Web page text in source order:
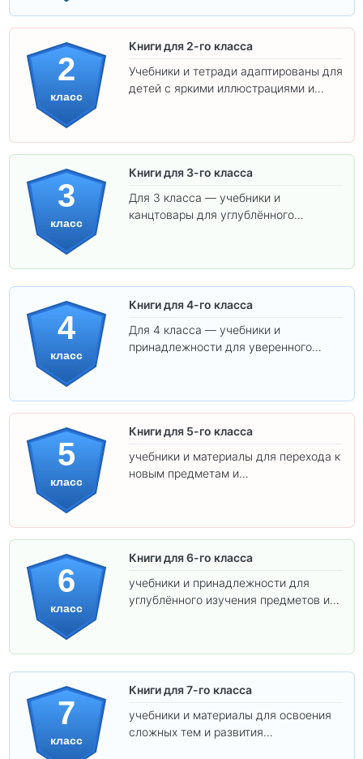
2
класс
Книги для 2-го класса
Учебники и тетради адаптированы для
детей с яркими иллюстрациями и
3
класс
Книги для 3-го класса
Для 3 класса — учебники и
канцтовары для углублённого
4
класс
Книги для 4-го класса
Для 4 класса — учебники и
принадлежности для уверенного
5
класс
Книги для 5-го класса
учебники и материалы для перехода к
новым предметам и
6
класс
Книги для 6-го класса
учебники и принадлежности для
углублённого изучения предметов и
7
класс
Книги для 7-го класса
учебники и материалы для освоения
сложных тем и развития